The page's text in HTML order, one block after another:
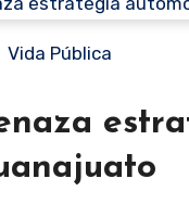
Vida Pública